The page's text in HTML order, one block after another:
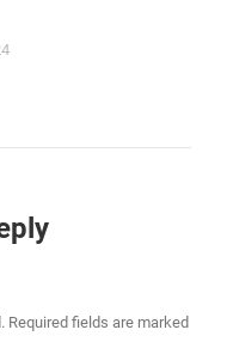
Required fields are marked